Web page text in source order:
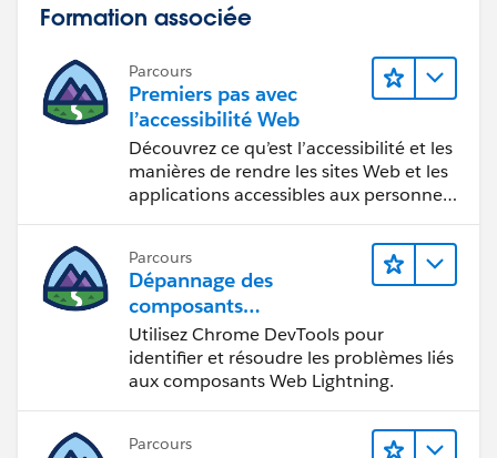
Formation associée
Parcours
Premiers pas avec
l’accessibilité Web
Découvrez ce qu’est l’accessibilité et les
manières de rendre les sites Web et les
applications accessibles aux personnes
Parcours
Dépannage des
composants
Web Lightning
Utilisez Chrome DevTools pour
identifier et résoudre les problèmes liés
aux composants Web Lightning.
Parcours